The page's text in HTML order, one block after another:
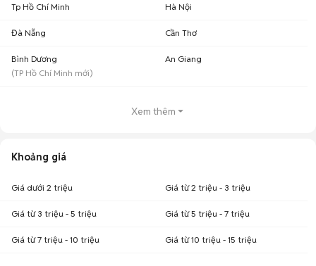
Tp Hồ Chí Minh Hà Nội
Đà Nẵng Cần Thơ
Bình Dương
(TP Hồ Chí Minh mới)
An Giang
Xem thêm
Khoảng giá
Giá dưới 2 triệu Giá từ 2 triệu - 3 triệu
Giá từ 3 triệu - 5 triệu Giá từ 5 triệu - 7 triệu
Giá từ 7 triệu - 10 triệu Giá từ 10 triệu - 15 triệu